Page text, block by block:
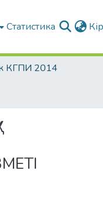
Статистика
КГПИ 2014